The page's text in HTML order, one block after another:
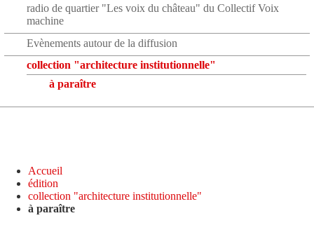
radio de quartier "Les voix du château" du Collectif Voix
machine
Evènements autour de la diffusion
collection "architecture institutionnelle"
à paraître
Accueil
édition
collection "architecture institutionnelle"
à paraître